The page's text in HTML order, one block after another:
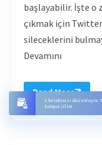
X hesabınızı
kolayca silin!
başlayabilir. İşte o
çıkmak için
sileceklerini
Devamını
Read More